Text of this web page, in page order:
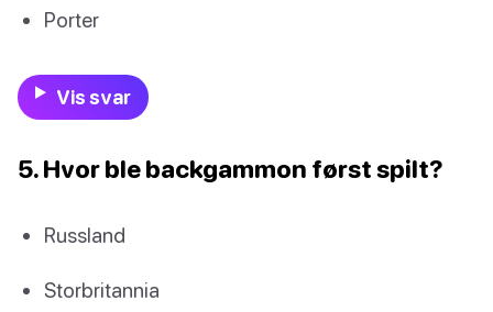
Porter
Vis svar
5. Hvor ble backgammon først spilt?
Russland
Storbritannia